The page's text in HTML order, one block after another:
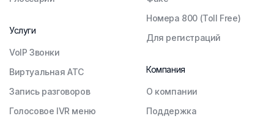
Услуги
VoIP Звонки
Виртуальная АТС
Запись разговоров
Голосовое IVR меню
Номера 800 (Toll Free)
Для регистраций
Компания
О компании
Поддержка